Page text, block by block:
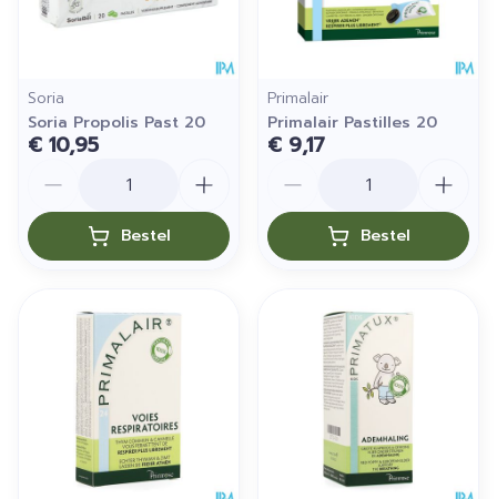
Soria
Soria Propolis Past 20
€ 10,95
Bestel
Primalair
Primalair Pastilles 20
€ 9,17
Bestel